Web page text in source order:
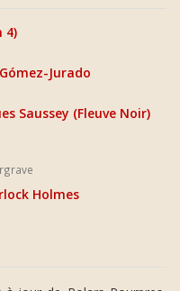
4)
Jurado
Saussey (Fleuve Noir)
Holmes